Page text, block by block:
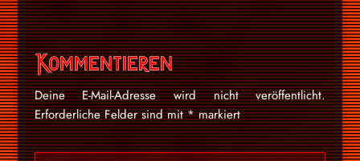
Kommentieren
Deine E-Mail-Adresse wird nicht veröffentlicht.
Erforderliche Felder sind mit*markiert